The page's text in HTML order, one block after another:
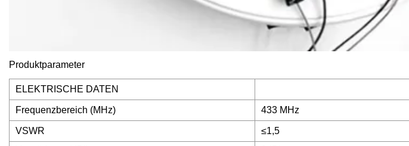
Produktparameter
ELEKTRISCHE DATEN
Frequenzbereich (MHz) 433 MHz
VSWR ≤1,5